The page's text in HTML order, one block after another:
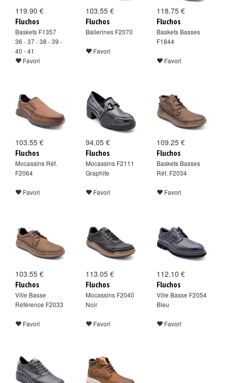
119.90 €
Fluchos
Baskets F1357
36 - 37 - 38 - 39 -
40 - 41
Favori
103.55 €
Fluchos
Ballerines F2070
Favori
118.75 €
Fluchos
Baskets Basses
F1844
Favori
103.55 €
Fluchos
Mocassins Réf.
F2064
Favori
94.05 €
Fluchos
Mocassins F2111
Graphite
Favori
109.25 €
Fluchos
Baskets Basses
Réf. F2034
Favori
103.55 €
Fluchos
Ville Basse
Référence F2033
Favori
113.05 €
Fluchos
Mocassins F2040
Noir
Favori
112.10 €
Fluchos
Ville Basse F2054
Bleu
Favori